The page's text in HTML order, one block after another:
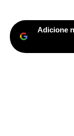
Adicione